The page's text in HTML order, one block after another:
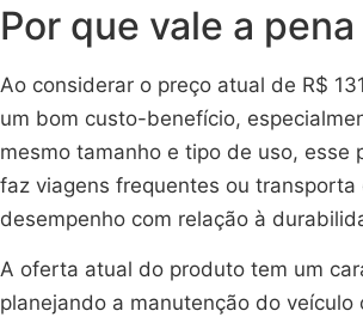
Por que vale a
Ao considerar o preço atual de R$
um bom custo-benefício,
mesmo tamanho e tipo de uso,
faz viagens frequentes ou
desempenho com relação à
A oferta atual do produto tem um
planejando a manutenção do